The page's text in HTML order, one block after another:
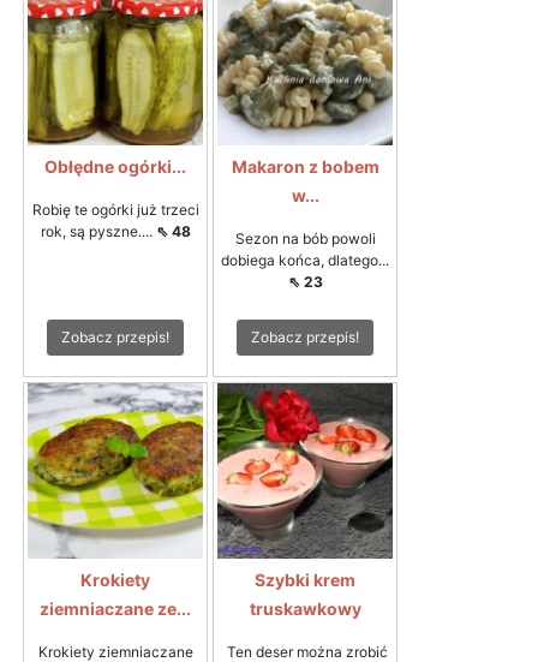
Obłędne ogórki...
Robię te ogórki już trzeci
rok, są pyszne.... ⇖ 48
Zobacz przepis!
Makaron z bobem
w...
Sezon na bób powoli
dobiega końca, dlatego...
⇖ 23
Zobacz przepis!
Krokiety
ziemniaczane ze...
Krokiety ziemniaczane
Szybki krem
truskawkowy
Ten deser można zrobić